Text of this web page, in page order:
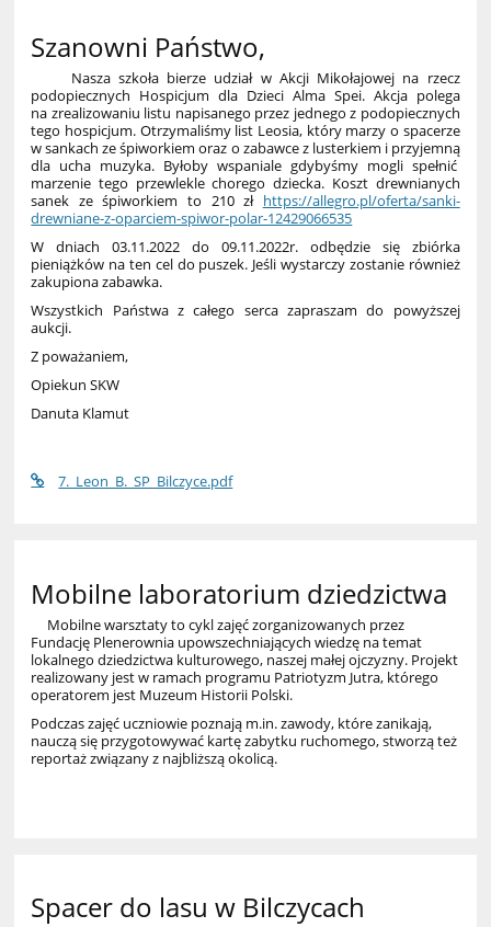
Szanowni Państwo,
Nasza szkoła bierze udział w Akcji Mikołajowej na rzecz
podopiecznych Hospicjum dla Dzieci Alma Spei. Akcja polega
na zrealizowaniu listu napisanego przez jednego z podopiecznych
tego hospicjum. Otrzymaliśmy list Leosia, który marzy o spacerze
w sankach ze śpiworkiem oraz o zabawce z lusterkiem i przyjemną
dla ucha muzyka. Byłoby wspaniale gdybyśmy mogli spełnić
marzenie tego przewlekle chorego dziecka. Koszt drewnianych
sanek ze śpiworkiem to 210 zł https://allegro.pl/oferta/sanki-
drewniane-z-oparciem-spiwor-polar-12429066535
W dniach 03.11.2022 do 09.11.2022r. odbędzie się zbiórka
pieniążków na ten cel do puszek. Jeśli wystarczy zostanie również
zakupiona zabawka.
Wszystkich Państwa z całego serca zapraszam do powyższej
aukcji.
Z poważaniem,
Opiekun SKW
Danuta Klamut
7._Leon_B._SP_Bilczyce.pdf
Mobilne laboratorium dziedzictwa
Mobilne warsztaty to cykl zajęć zorganizowanych przez
Fundację Plenerownia upowszechniających wiedzę na temat
lokalnego dziedzictwa kulturowego, naszej małej ojczyzny. Projekt
realizowany jest w ramach programu Patriotyzm Jutra, którego
operatorem jest Muzeum Historii Polski.
Podczas zajęć uczniowie poznają m.in. zawody, które zanikają,
nauczą się przygotowywać kartę zabytku ruchomego, stworzą też
reportaż związany z najbliższą okolicą.
Spacer do lasu w Bilczycach